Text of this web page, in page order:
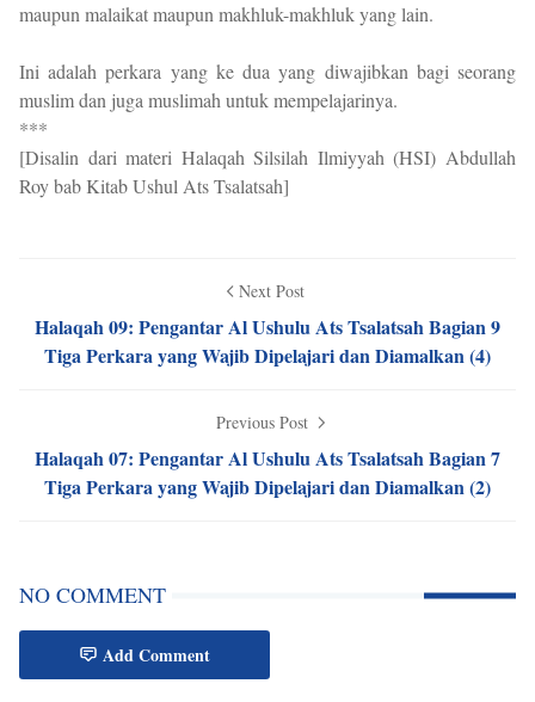
maupun malaikat maupun makhluk-makhluk yang lain.
Ini adalah perkara yang ke dua yang diwajibkan bagi seorang
muslim dan juga muslimah untuk mempelajarinya.
***
[Disalin dari materi Halaqah Silsilah Ilmiyyah (HSI) Abdullah
Roy bab Kitab Ushul Ats Tsalatsah]
Next Post
Halaqah 09: Pengantar Al Ushulu Ats Tsalatsah Bagian 9
Tiga Perkara yang Wajib Dipelajari dan Diamalkan (4)
Previous Post
Halaqah 07: Pengantar Al Ushulu Ats Tsalatsah Bagian 7
Tiga Perkara yang Wajib Dipelajari dan Diamalkan (2)
NO COMMENT
Add Comment